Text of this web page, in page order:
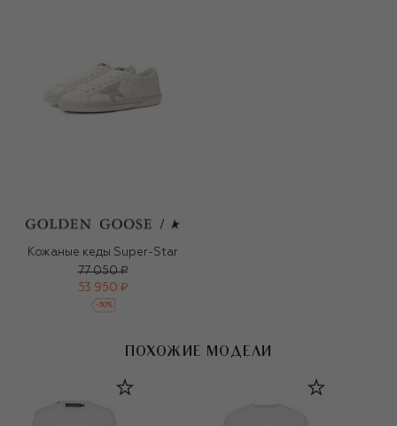
Кожаные кеды Super-Star
77 050 ₽
53 950 ₽
-30%
ПОХОЖИЕ МОДЕЛИ